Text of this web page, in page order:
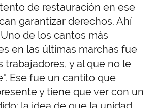
de restauración en ese
garantizar derechos. Ahí
de los cantos más
en las últimas marchas fue
trabajadores, y al que no le
Ese fue un cantito que
y tiene que ver con un